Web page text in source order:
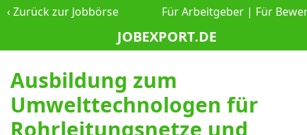
‹Zurück zur Jobbörse
JOBEXPORT.DE
Für Arbeitgeber | Für
Ausbildung zum
Umwelttechnologen für
Rohrleitungsnetze und